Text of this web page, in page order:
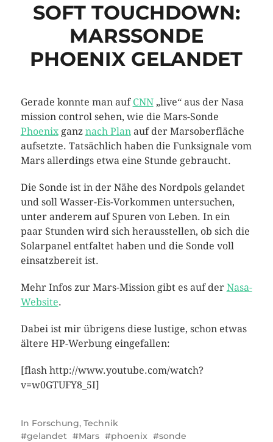
SOFT TOUCHDOWN:
MARSSONDE
PHOENIX GELANDET
Gerade konnte man auf CNN„live“ aus der Nasa
mission control sehen, wie die Mars-Sonde
Phoenixganz nach Planauf der Marsoberfläche
aufsetzte. Tatsächlich haben die Funksignale vom
Mars allerdings etwa eine Stunde gebraucht.
Die Sonde ist in der Nähe des Nordpols gelandet
und soll Wasser-Eis-Vorkommen untersuchen,
unter anderem auf Spuren von Leben. In ein
paar Stunden wird sich herausstellen, ob sich die
Solarpanel entfaltet haben und die Sonde voll
einsatzbereit ist.
Mehr Infos zur Mars-Mission gibt es auf der Nasa-
Website.
Dabei ist mir übrigens diese lustige, schon etwas
ältere HP-Werbung eingefallen:
[flash http://www.youtube.com/watch?
v=w0GTUFY8_5I]
In Forschung, Technik
gelandet
Mars phoenix sonde